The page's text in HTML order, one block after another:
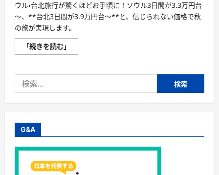
ウル・台北旅行が驚くほどお手頃に！ソウル3日間が3.3万円台
～、**台北3日間が3.9万円台～**と、信じられない価格で秋
の旅が実現します。
「続きを読む」
ア
限
空
券
で
ウ
台
北
索:
G&A